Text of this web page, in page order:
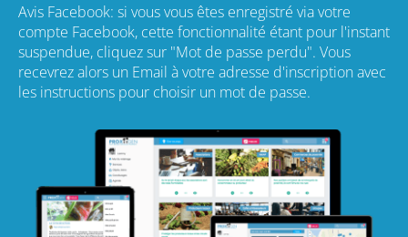
Avis Facebook: si vous vous êtes enregistré via votre
compte Facebook, cette fonctionnalité étant pour l'instant
suspendue, cliquez sur "Mot de passe perdu". Vous
recevrez alors un Email à votre adresse d'inscription avec
les instructions pour choisir un mot de passe.